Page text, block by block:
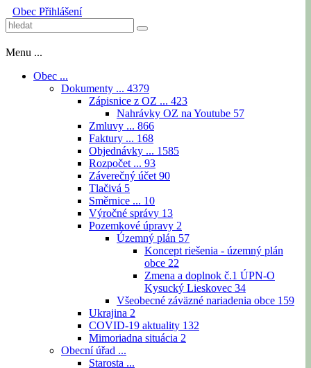
Obec Přihlášení
Menu ...
Obec ...
Dokumenty ... 4379
Zápisnice z OZ ... 423
Nahrávky OZ na Youtube 57
Zmluvy ... 866
Faktury ... 168
Objednávky ... 1585
Rozpočet ... 93
Záverečný účet 90
Tlačivá 5
Směrnice ... 10
Výročné správy 13
Pozemkové úpravy 2
Územný plán 57
Koncept riešenia - územný plán
obce 22
Zmena a doplnok č.1 ÚPN-O
Kysucký Lieskovec 34
Všeobecné záväzné nariadenia obce 159
Ukrajina 2
COVID-19 aktuality 132
Mimoriadna situácia 2
Obecní úřad ...
Starosta ...